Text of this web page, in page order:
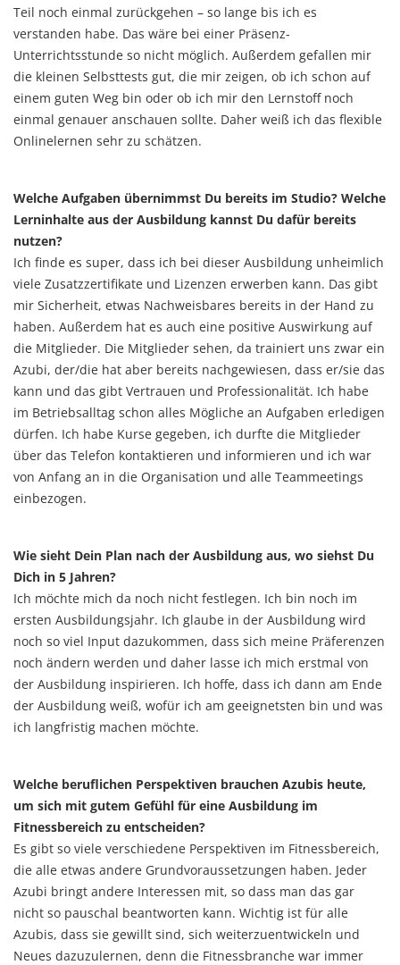
Teil noch einmal zurückgehen – so lange bis ich es
verstanden habe. Das wäre bei einer Präsenz-
Unterrichtsstunde so nicht möglich. Außerdem gefallen mir
die kleinen Selbsttests gut, die mir zeigen, ob ich schon auf
einem guten Weg bin oder ob ich mir den Lernstoff noch
einmal genauer anschauen sollte. Daher weiß ich das flexible
Onlinelernen sehr zu schätzen.
Welche Aufgaben übernimmst Du bereits im Studio? Welche
Lerninhalte aus der Ausbildung kannst Du dafür bereits
nutzen?
Ich finde es super, dass ich bei dieser Ausbildung unheimlich
viele Zusatzzertifikate und Lizenzen erwerben kann. Das gibt
mir Sicherheit, etwas Nachweisbares bereits in der Hand zu
haben. Außerdem hat es auch eine positive Auswirkung auf
die Mitglieder. Die Mitglieder sehen, da trainiert uns zwar ein
Azubi, der/die hat aber bereits nachgewiesen, dass er/sie das
kann und das gibt Vertrauen und Professionalität. Ich habe
im Betriebsalltag schon alles Mögliche an Aufgaben erledigen
dürfen. Ich habe Kurse gegeben, ich durfte die Mitglieder
über das Telefon kontaktieren und informieren und ich war
von Anfang an in die Organisation und alle Teammeetings
einbezogen.
Wie sieht Dein Plan nach der Ausbildung aus, wo siehst Du
Dich in 5 Jahren?
Ich möchte mich da noch nicht festlegen. Ich bin noch im
ersten Ausbildungsjahr. Ich glaube in der Ausbildung wird
noch so viel Input dazukommen, dass sich meine Präferenzen
noch ändern werden und daher lasse ich mich erstmal von
der Ausbildung inspirieren. Ich hoffe, dass ich dann am Ende
der Ausbildung weiß, wofür ich am geeignetsten bin und was
ich langfristig machen möchte.
Welche beruflichen Perspektiven brauchen Azubis heute,
um sich mit gutem Gefühl für eine Ausbildung im
Fitnessbereich zu entscheiden?
Es gibt so viele verschiedene Perspektiven im Fitnessbereich,
die alle etwas andere Grundvoraussetzungen haben. Jeder
Azubi bringt andere Interessen mit, so dass man das gar
nicht so pauschal beantworten kann. Wichtig ist für alle
Azubis, dass sie gewillt sind, sich weiterzuentwickeln und
Neues dazuzulernen, denn die Fitnessbranche war immer